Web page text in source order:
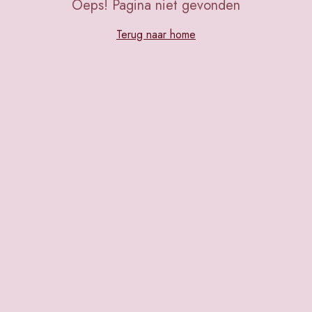
Oeps! Pagina niet gevonden
Terug naar home